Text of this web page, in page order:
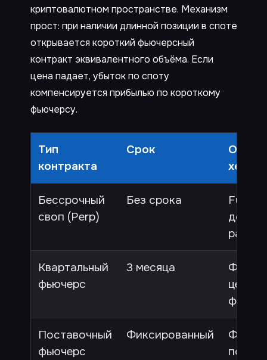
криптовалютном пространстве. Механизм
прост: при наличии длинной позиции в споте
открывается короткий фьючерсный
контракт эквивалентного объёма. Если
цена падает, убыток по споту
компенсируется прибылью по короткому
фьючерсу.
Тип
контракта
Срок
Бессрочный
своп (Perp)
Без срока
Квартальный
фьючерс
3 месяца
цена,
Поставочный
фьючерс
Фиксированный